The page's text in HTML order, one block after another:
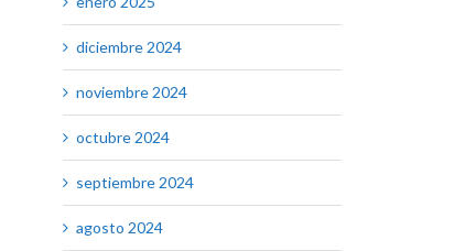
diciembre 2024
noviembre 2024
octubre 2024
septiembre 2024
agosto 2024